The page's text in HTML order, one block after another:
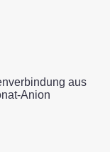
aus
Anion